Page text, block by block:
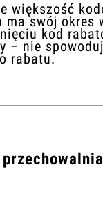
większość
ma swój okres
kod
– nie
rabatu.